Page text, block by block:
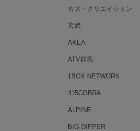
カズ・クリエイション
玄武
AKEA
ATV群馬
1BOX NETWORK
415COBRA
ALPINE
BIG DIPPER